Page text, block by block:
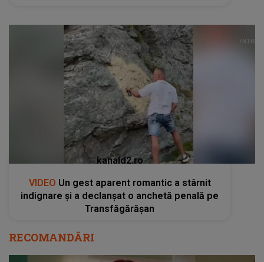
kanald2.ro
VIDEO Un gest aparent romantic a stârnit
indignare și a declanșat o anchetă penală pe
Transfăgărășan
RECOMANDĂRI